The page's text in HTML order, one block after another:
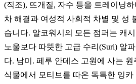
(직조), 뜨개질, 자수 등을 트레이닝
차 해결과 여성적 사회적 차별 및 성
습니다. 알코워시의 모든 점퍼는 캐
노울보다 따뜻한 고급 수리(Suri) 알
다. 남미. 페루 안데스 고원에 사는
식물에서 모티브를 따온 독특한 잉